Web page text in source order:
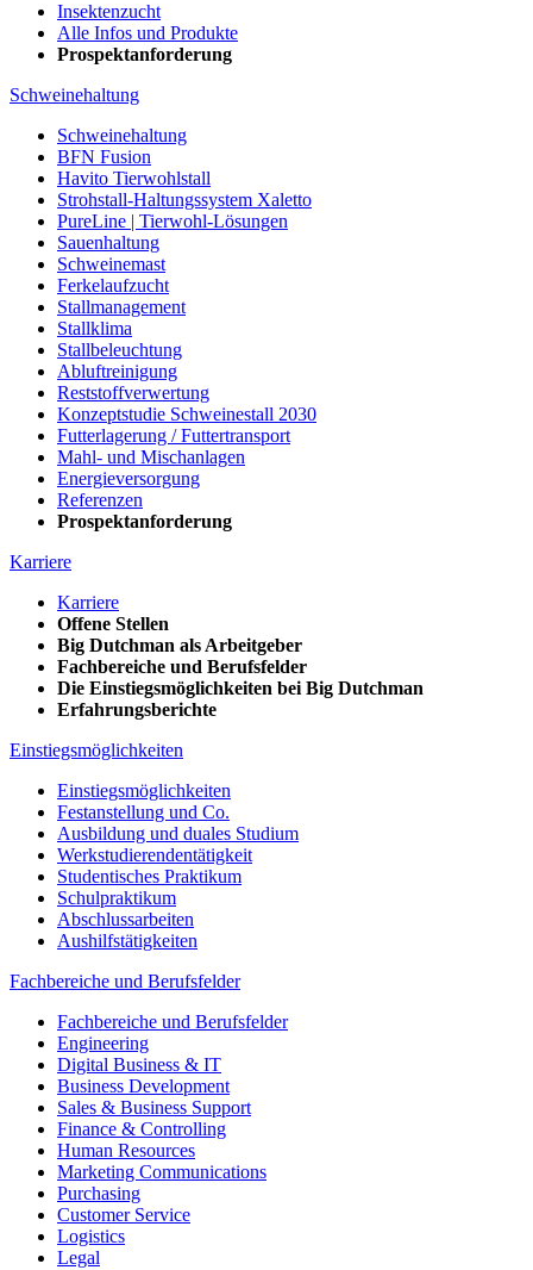
Insektenzucht
Alle Infos und Produkte
Prospektanforderung
Schweinehaltung
Schweinehaltung
BFN Fusion
Havito Tierwohlstall
Strohstall-Haltungssystem Xaletto
PureLine | Tierwohl-Lösungen
Sauenhaltung
Schweinemast
Ferkelaufzucht
Stallmanagement
Stallklima
Stallbeleuchtung
Abluftreinigung
Reststoffverwertung
Konzeptstudie Schweinestall 2030
Futterlagerung / Futtertransport
Mahl- und Mischanlagen
Energieversorgung
Referenzen
Prospektanforderung
Karriere
Karriere
Offene Stellen
Big Dutchman als Arbeitgeber
Fachbereiche und Berufsfelder
Die Einstiegsmöglichkeiten bei Big Dutchman
Erfahrungsberichte
Einstiegsmöglichkeiten
Einstiegsmöglichkeiten
Festanstellung und Co.
Ausbildung und duales Studium
Werkstudierendentätigkeit
Studentisches Praktikum
Schulpraktikum
Abschlussarbeiten
Aushilfstätigkeiten
Fachbereiche und Berufsfelder
Fachbereiche und Berufsfelder
Engineering
Digital Business & IT
Business Development
Sales & Business Support
Finance & Controlling
Human Resources
Marketing Communications
Purchasing
Customer Service
Logistics
Legal